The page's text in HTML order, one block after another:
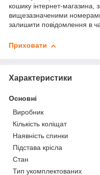
кошику інтернет-магазина,
вищезазначеними
залишити повідомлення в
Приховати
Характеристики
Основні
Виробник
Кількість коліщат
Наявність спинки
Підстава крісла
Стан
Тип укомплектованих